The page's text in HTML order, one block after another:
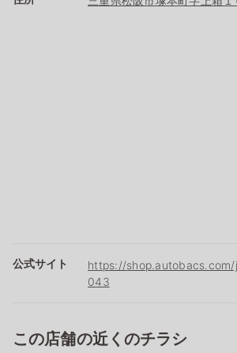
公式サイト
https://
043
この店舗の近くのチラシ